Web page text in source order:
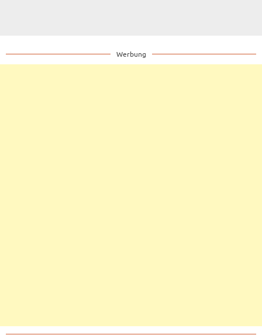
Werbung